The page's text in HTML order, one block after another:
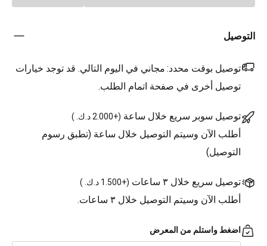
التوصيل
توصيل بوقت محدد: مجاني في اليوم التالي. قد توجد خيارات
توصيل أخرى في صفحة اتمام الطلب.
توصيل سوبر سريع خلال ساعة (+2.000 د.ك. )
أطلب الآن وسيتم التوصيل خلال ساعة (تطبق رسوم
التوصيل)
توصيل سريع خلال ٣ ساعات (+1.500 د.ك. )
أطلب الآن وسيتم التوصيل خلال ٣ ساعات.
اضغط واستلم من المعرض